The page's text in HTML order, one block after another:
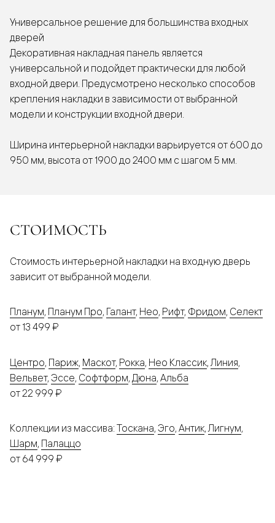
Универсальное решение для большинства входных
дверей
Декоративная накладная панель является
универсальной и подойдет практически для любой
входной двери. Предусмотрено несколько способов
крепления накладки в зависимости от выбранной
модели и конструкции входной двери.
Ширина интерьерной накладки варьируется от 600 до
950 мм, высота от 1900 до 2400 мм с шагом 5 мм.
СТОИМОСТЬ
Стоимость интерьерной накладки на входную дверь
зависит от выбранной модели.
Планум, Планум Про, Галант, Нео, Рифт, Фридом, Селект
от 13 499 ₽
Центро, Париж, Маскот, Рокка, Нео Классик, Линия,
Вельвет, Эссе, Софтформ, Дюна, Альба
от 22 999 ₽
Коллекции из массива:Тоскана, Эго, Антик,Лигнум,
Шарм, Палаццо
от 64 999 ₽